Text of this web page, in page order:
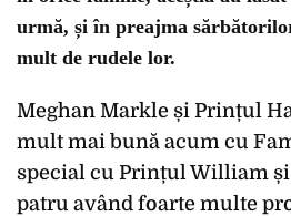
urmă, și în preajma
mult de rudele lor.
Meghan Markle și Prințul
mult mai bună acum cu
special cu Prințul William
patru având foarte multe